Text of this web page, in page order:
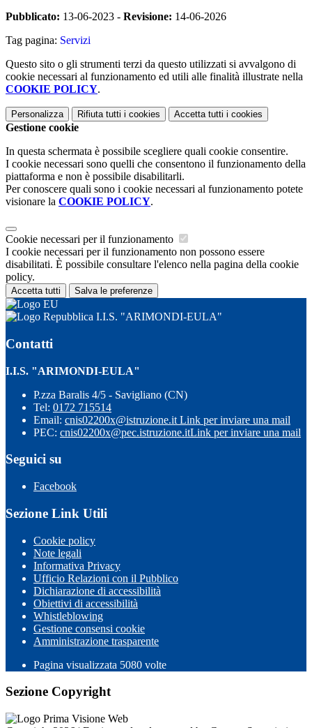
Pubblicato: 13-06-2023 - Revisione: 14-06-2026
Tag pagina: Servizi
Questo sito o gli strumenti terzi da questo utilizzati si avvalgono di
cookie necessari al funzionamento ed utili alle finalità illustrate nella
COOKIE POLICY.
Personalizza Rifiuta tutti i cookies Accetta tutti i cookies
Gestione cookie
In questa schermata è possibile scegliere quali cookie consentire.
I cookie necessari sono quelli che consentono il funzionamento della
piattaforma e non è possibile disabilitarli.
Per conoscere quali sono i cookie necessari al funzionamento potete
visionare la COOKIE POLICY.
Cookie necessari per il funzionamento
I cookie necessari per il funzionamento non possono essere
disabilitati. È possibile consultare l'elenco nella pagina della cookie
policy.
Accetta tutti Salva le preferenze
I.I.S. "ARIMONDI-EULA"
Contatti
I.I.S. "ARIMONDI-EULA"
P.zza Baralis 4/5 - Savigliano (CN)
Tel: 0172 715514
Email: cnis02200x@istruzione.it Link per inviare una mail
PEC: cnis02200x@pec.istruzione.itLink per inviare una mail
Seguici su
Facebook
Sezione Link Utili
Cookie policy
Note legali
Informativa Privacy
Ufficio Relazioni con il Pubblico
Dichiarazione di accessibilità
Obiettivi di accessibilità
Whistleblowing
Gestione consensi cookie
Amministrazione trasparente
Pagina visualizzata 5080 volte
Sezione Copyright